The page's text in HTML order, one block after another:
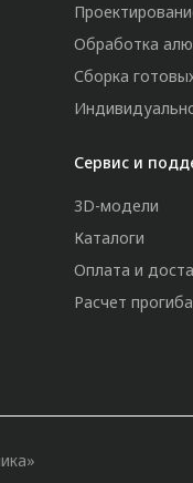
Обработка
Сборка
Сервис и
3D-модели
Каталоги
Оплата и
Расчет прогиба